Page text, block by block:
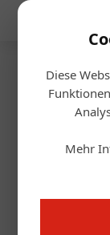
Diese
Mehr